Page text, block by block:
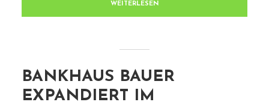
WEITERLESEN
BANKHAUS BAUER
EXPANDIERT IM